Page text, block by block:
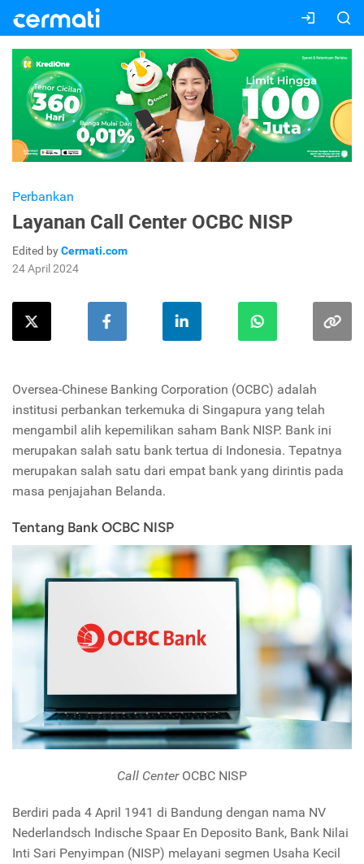
Perbankan
Layanan Call Center OCBC NISP
Edited byCermati.com
24 April 2024
Oversea-Chinese Banking Corporation (OCBC) adalah
institusi perbankan terkemuka di Singapura yang telah
mengambil alih kepemilikan saham Bank NISP. Bank ini
merupakan salah satu bank tertua di Indonesia. Tepatnya
merupakan salah satu dari empat bank yang dirintis pada
masa penjajahan Belanda.
Tentang Bank OCBC NISP
Call Center OCBC NISP
Berdiri pada 4 April 1941 di Bandung dengan nama NV
Nederlandsch Indische Spaar En Deposito Bank, Bank Nilai
Inti Sari Penyimpan (NISP) melayani segmen Usaha Kecil